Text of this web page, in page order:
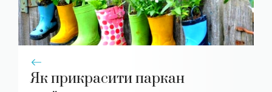
Як прикрасити паркан